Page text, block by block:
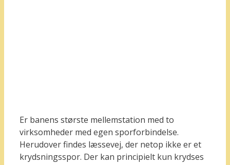
Er banens største mellemstation med to
virksomheder med egen sporforbindelse.
Herudover findes læssevej, der netop ikke er et
krydsningsspor. Der kan principielt kun krydses